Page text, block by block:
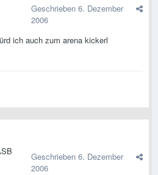
Geschrieben 6. Dezember
2006
ich auch zum arena kickerl
Geschrieben 6. Dezember
2006